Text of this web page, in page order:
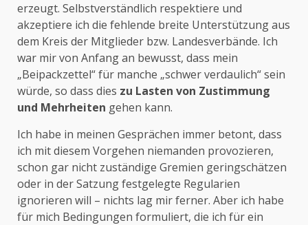
erzeugt. Selbstverständlich respektiere und
akzeptiere ich die fehlende breite Unterstützung aus
dem Kreis der Mitglieder bzw. Landesverbände. Ich
war mir von Anfang an bewusst, dass mein
„Beipackzettel“ für manche „schwer verdaulich“ sein
würde, so dass dies zu Lasten von Zustimmung
und Mehrheiten gehen kann.
Ich habe in meinen Gesprächen immer betont, dass
ich mit diesem Vorgehen niemanden provozieren,
schon gar nicht zuständige Gremien geringschätzen
oder in der Satzung festgelegte Regularien
ignorieren will – nichts lag mir ferner. Aber ich habe
für mich Bedingungen formuliert, die ich für ein